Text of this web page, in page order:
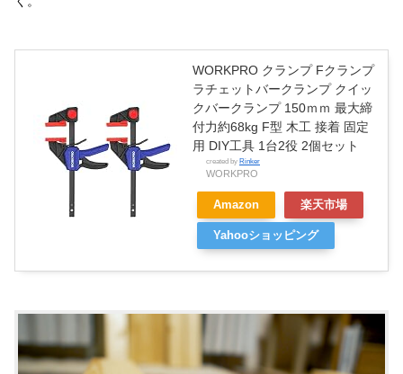
WORKPRO クランプ Fクランプ
ラチェットバークランプ クイッ
クバークランプ 150ｍｍ 最大締
付力約68kg F型 木工 接着 固定
用 DIY工具 1台2役 2個セット
created by Rinker
WORKPRO
Amazon 楽天市場
Yahooショッピング